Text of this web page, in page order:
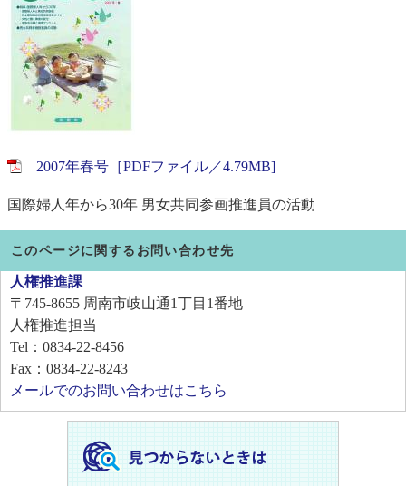
2007年春号［PDFファイル／4.79MB]
国際婦人年から30年 男女共同参画推進員の活動
このページに関するお問い合わせ先
人権推進課
〒745-8655 周南市岐山通1丁目1番地
人権推進担当
Tel：0834-22-8456
Fax：0834-22-8243
メールでのお問い合わせはこちら